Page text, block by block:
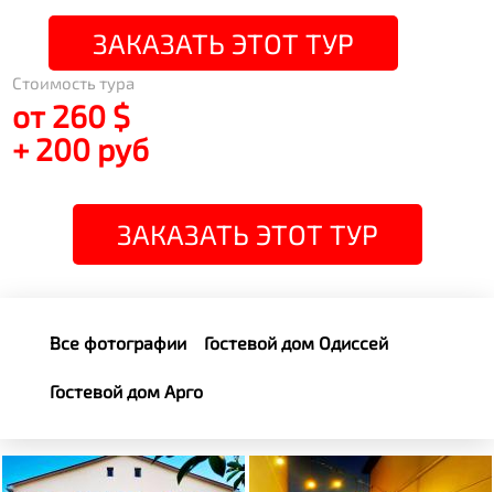
ЗАКАЗАТЬ ЭТОТ ТУР
Стоимость тура
от 260 $
+ 200 руб
ЗАКАЗАТЬ ЭТОТ ТУР
Все фотографии Гостевой дом Одиссей
Гостевой дом Арго